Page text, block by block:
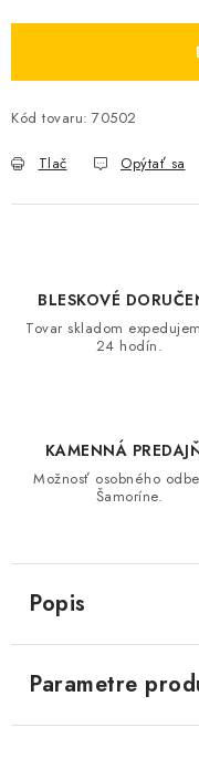
Kód tovaru: 70502
Tlač Opýtať sa
BLESKOVÉ
Tovar skladom
24 hodín.
KAMENNÁ
Možnosť osobného
Šamoríne.
Popis
Parametre